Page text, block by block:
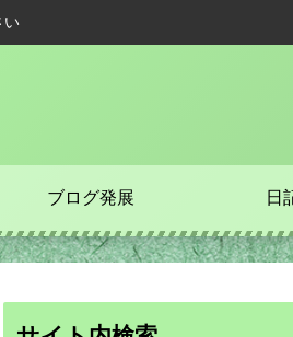
い
ブログ発展 日